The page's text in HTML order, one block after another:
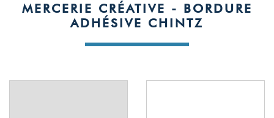
MERCERIE CRÉATIVE - BORDURE
ADHÉSIVE CHINTZ